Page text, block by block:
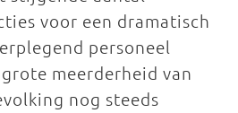
voor een dramatisch
personeel
meerderheid van
nog steeds